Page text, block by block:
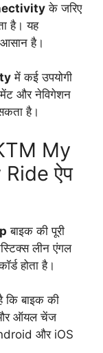
के जरिए
है। यह
है।
में कई उपयोगी
और नेविगेशन
है।
My
ऐप
बाइक की पूरी
लीन एंगल
होता है।
कि बाइक की
और ऑयल चेंज
और iOS